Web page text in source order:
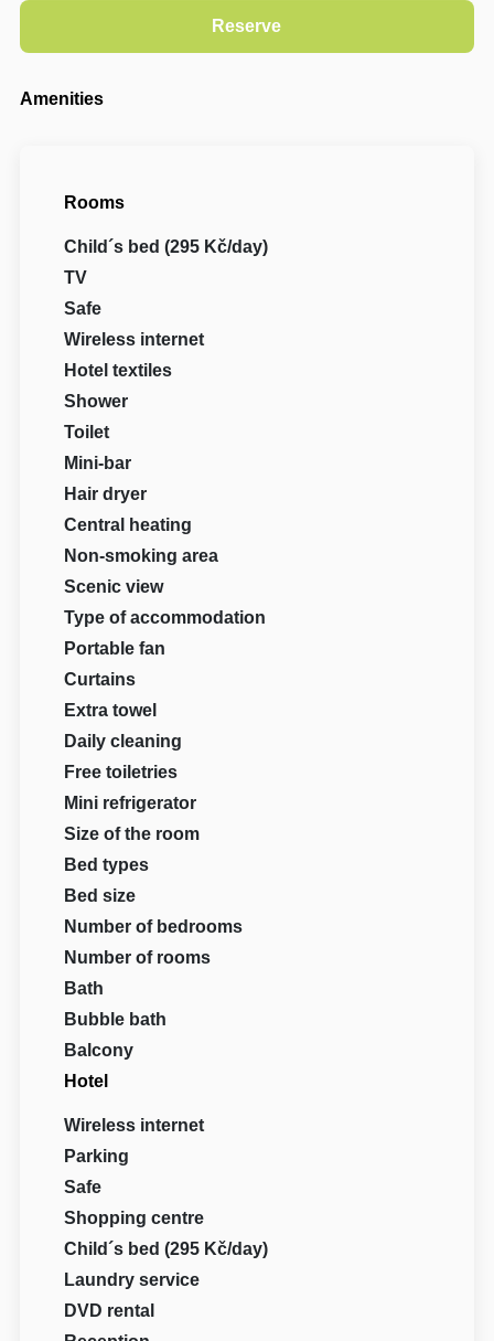
Amenities
Rooms
Child´s bed (295 Kč/day)
TV
Safe
Wireless internet
Hotel textiles
Shower
Toilet
Mini-bar
Hair dryer
Central heating
Non-smoking area
Scenic view
Type of accommodation
Portable fan
Curtains
Extra towel
Daily cleaning
Free toiletries
Mini refrigerator
Size of the room
Bed types
Bed size
Number of bedrooms
Number of rooms
Bath
Bubble bath
Balcony
Hotel
Wireless internet
Parking
Safe
Shopping centre
Child´s bed (295 Kč/day)
Laundry service
DVD rental